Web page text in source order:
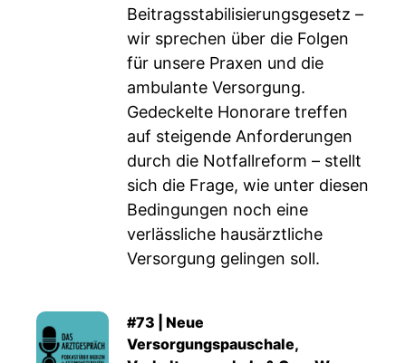
Beitragsstabilisierungsgesetz –
wir sprechen über die Folgen
für unsere Praxen und die
ambulante Versorgung.
Gedeckelte Honorare treffen
auf steigende Anforderungen
durch die Notfallreform – stellt
sich die Frage, wie unter diesen
Bedingungen noch eine
verlässliche hausärztliche
Versorgung gelingen soll.
#73 | Neue
Versorgungspauschale,